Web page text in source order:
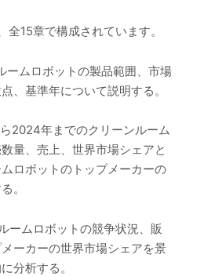
全15章で構成されています。
ームロボットの製品範囲、市場
、基準年について説明する。
2024年までのクリーンルーム
量、売上、世界市場シェアと
ロボットのトップメーカーの
。
ームロボットの競争状況、販
ーカーの世界市場シェアを景
分析する。